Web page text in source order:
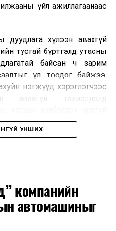
үйл ажиллагаанаас
дуудлага хүлээн авахгүй
тусгай бүртгэлд утасны
байсан ч зарим
үл тоодог байжээ.
нэгжүүд хэрэглэгчээс
аваагүй тохиолдолд
хүссэн үедээ цуцлах
тооцоолсноор тус улсын
орчим нь долоо хоног бүр
сурталчилгааны дуудлага
хүн үүнээс ч олон
Хэрэглэгчийн эрхийг
2024 онд хамтран
болон гар утас руу ирдэг
УНШИХ
компанийн
автомашиныг